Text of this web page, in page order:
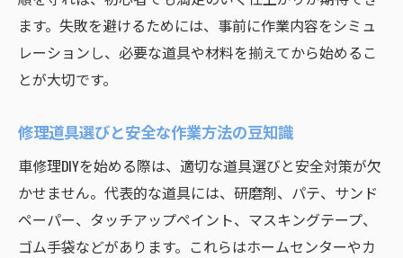
ます。失敗を避けるためには、事前に作業内容をシミュ
レーションし、必要な道具や材料を揃えてから始めるこ
とが大切です。
修理道具選びと安全な作業方法の豆知識
車修理DIYを始める際は、適切な道具選びと安全対策が欠
かせません。代表的な道具には、研磨剤、パテ、サンド
ペーパー、タッチアップペイント、マスキングテープ、
ゴム手袋などがあります。これらはホームセンターやカ